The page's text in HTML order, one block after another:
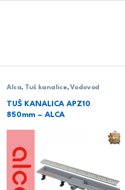
Alca, Tuš kanalice,Vodovod
TUŠ KANALICA APZ10
850mm – ALCA